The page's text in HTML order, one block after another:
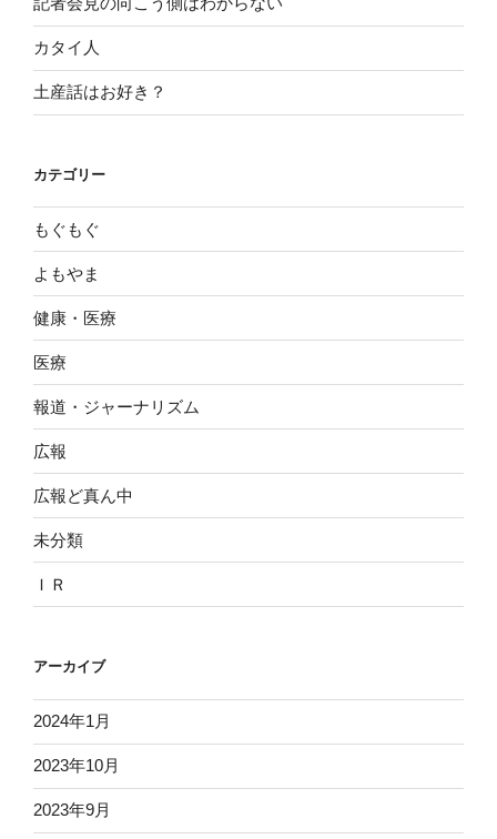
カタイ人
土産話はお好き？
カテゴリー
もぐもぐ
よもやま
健康・医療
医療
報道・ジャーナリズム
広報
広報ど真ん中
未分類
ＩＲ
アーカイブ
2024年1月
2023年10月
2023年9月